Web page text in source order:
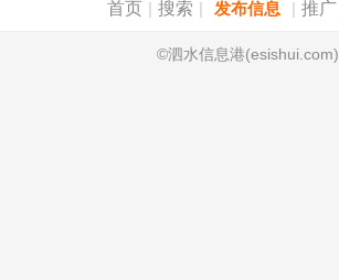
首页 搜索 发布信息 推广
©泗水信息港(esishui.com)